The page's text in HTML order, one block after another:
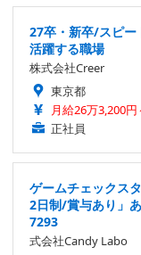
27卒・新卒/スピ
活躍する職場
株式会社Creer
東京都
月給26万3,200
正社員
ゲームチェックス
2日制/賞与あり」
7293
式会社Candy Labo